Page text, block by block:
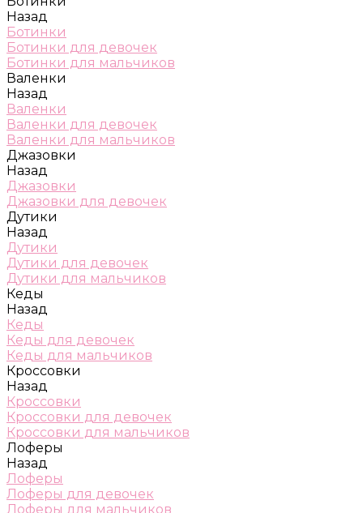
Назад
Ботинки
Ботинки для девочек
Ботинки для мальчиков
Валенки
Назад
Валенки
Валенки для девочек
Валенки для мальчиков
Джазовки
Назад
Джазовки
Джазовки для девочек
Дутики
Назад
Дутики
Дутики для девочек
Дутики для мальчиков
Кеды
Назад
Кеды
Кеды для девочек
Кеды для мальчиков
Кроссовки
Назад
Кроссовки
Кроссовки для девочек
Кроссовки для мальчиков
Лоферы
Назад
Лоферы
Лоферы для девочек
Лоферы для мальчиков